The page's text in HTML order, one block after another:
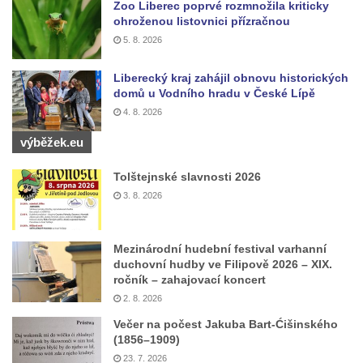
Sadech v Českých Budějovicích
Poslední dochovaný tramvajový sloup na
Socha Civilizovaní na Husově třídě v
Českých Budějovicích
Socha svatého Jana Nepomuckého Na
Budějovicích
Sochy brouků u Mlýnské stoky v Českých
Budějovicích
Socha svatého Vincence Ferrerského na
nádvoří kláštera dominikánů v Českých
Budějovicích
Socha svatého Zachariáše na nádvoří
kláštera dominikánů v Českých
Budějovicích
Zoo Liberec poprvé rozmnožila kriticky
ohroženou listovnici přízračnou
5. 8. 2026
Liberecký kraj zahájil obnovu historických
domů u Vodního hradu v České Lípě
4. 8. 2026
výběžek.eu
Tolštejnské slavnosti 2026
3. 8. 2026
Mezinárodní hudební festival varhanní
duchovní hudby ve Filipově 2026 – XIX.
ročník – zahajovací koncert
2. 8. 2026
Večer na počest Jakuba Bart-Ćišinského
(1856–1909)
23. 7. 2026